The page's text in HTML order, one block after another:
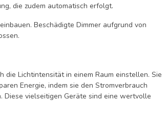
die zudem automatisch erfolgt.
Beschädigte Dimmer aufgrund von
die Lichtintensität in einem Raum einstellen. Sie
Energie, indem sie den Stromverbrauch
Diese vielseitigen Geräte sind eine wertvolle